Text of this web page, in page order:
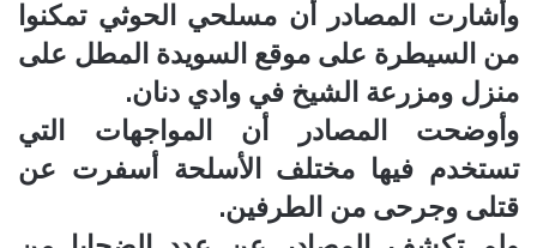
وأشارت المصادر أن مسلحي الحوثي تمكنوا
من السيطرة على موقع السويدة المطل على
منزل ومزرعة الشيخ في وادي دنان.
وأوضحت المصادر أن المواجهات التي
تستخدم فيها مختلف الأسلحة أسفرت عن
قتلى وجرحى من الطرفين.